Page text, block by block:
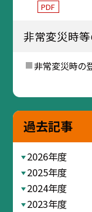
PDF
非常変災時
非常変災時の
過去記事
2026年度
2025年度
2024年度
2023年度